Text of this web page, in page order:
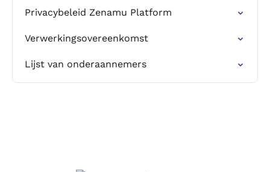
Privacybeleid Zenamu Platform
Verwerkingsovereenkomst
Lijst van onderaannemers